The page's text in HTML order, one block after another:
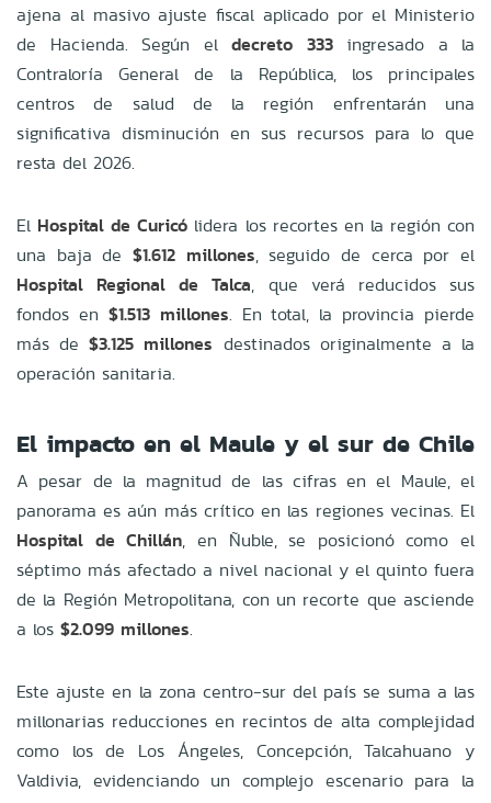
ajena al masivo ajuste fiscal aplicado por el Ministerio
de Hacienda. Según el decreto 333ingresado a la
Contraloría General de la República, los principales
centros de salud de la región enfrentarán una
significativa disminución en sus recursos para lo que
resta del 2026.
El Hospital de Curicó lidera los recortes en la región con
una baja de $1.612 millones, seguido de cerca por el
Hospital Regional de Talca, que verá reducidos sus
fondos en $1.513 millones. En total, la provincia pierde
más de$3.125 millones destinados originalmente a la
operación sanitaria.
El impacto en el Maule y el sur de Chile
A pesar de la magnitud de las cifras en el Maule, el
panorama es aún más crítico en las regiones vecinas. El
Hospital de Chillán, en Ñuble, se posicionó como el
séptimo más afectado a nivel nacional y el quinto fuera
de la Región Metropolitana, con un recorte que asciende
a los $2.099 millones.
Este ajuste en la zona centro-sur del país se suma a las
millonarias reducciones en recintos de alta complejidad
como los de Los Ángeles, Concepción, Talcahuano y
Valdivia, evidenciando un complejo escenario para la